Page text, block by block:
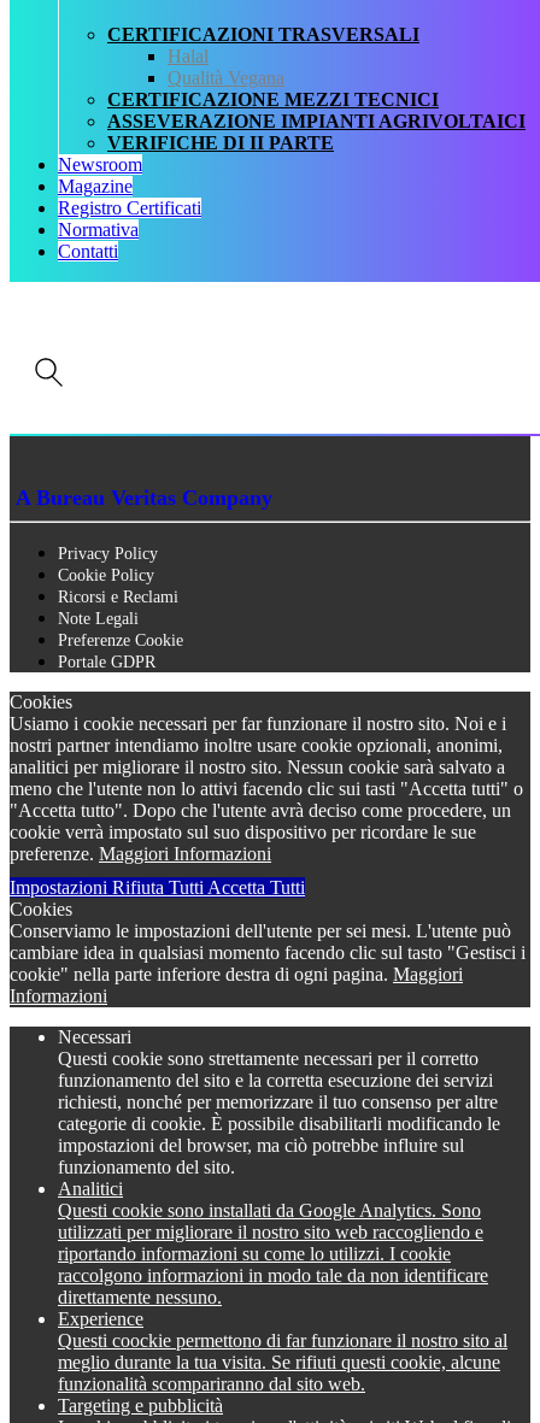
CERTIFICAZIONI TRASVERSALI
Halal
Qualità Vegana
CERTIFICAZIONE MEZZI TECNICI
ASSEVERAZIONE IMPIANTI AGRIVOLTAICI
VERIFICHE DI II PARTE
Newsroom
Magazine
Registro Certificati
Normativa
Contatti
BIOLOGICA
HALAL
ISO 16128
MEZZI TECNICI
QUALITÀ VEGANA
RISTORAZIONE BIO
SQNPI
QCertificazioni S.r.l. a socio unico
P.IVA n. 01273640522
A Bureau Veritas Company
Privacy Policy
Cookie Policy
Ricorsi e Reclami
Note Legali
Preferenze Cookie
Portale GDPR
Cookies
Usiamo i cookie necessari per far funzionare il nostro sito. Noi e i
nostri partner intendiamo inoltre usare cookie opzionali, anonimi,
analitici per migliorare il nostro sito. Nessun cookie sarà salvato a
meno che l'utente non lo attivi facendo clic sui tasti "Accetta tutti" o
"Accetta tutto". Dopo che l'utente avrà deciso come procedere, un
cookie verrà impostato sul suo dispositivo per ricordare le sue
preferenze. Maggiori Informazioni
Impostazioni Rifiuta TuttiAccetta Tutti
Cookies
Conserviamo le impostazioni dell'utente per sei mesi. L'utente può
cambiare idea in qualsiasi momento facendo clic sul tasto "Gestisci i
cookie" nella parte inferiore destra di ogni pagina. Maggiori
Informazioni
Necessari
Questi cookie sono strettamente necessari per il corretto
funzionamento del sito e la corretta esecuzione dei servizi
richiesti, nonché per memorizzare il tuo consenso per altre
categorie di cookie. È possibile disabilitarli modificando le
impostazioni del browser, ma ciò potrebbe influire sul
funzionamento del sito.
Analitici
Questi cookie sono installati da Google Analytics. Sono
utilizzati per migliorare il nostro sito web raccogliendo e
riportando informazioni su come lo utilizzi. I cookie
raccolgono informazioni in modo tale da non identificare
direttamente nessuno.
Experience
Questi coockie permettono di far funzionare il nostro sito al
meglio durante la tua visita. Se rifiuti questi cookie, alcune
funzionalità scompariranno dal sito web.
Targeting e pubblicità